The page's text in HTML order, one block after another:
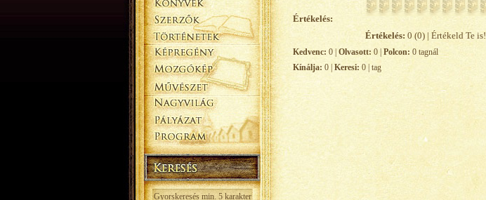
Értékelés:
Értékelés: 0 (0) | Értékeld Te is!
Kedvenc: 0 | Olvasott: 0 | Polcon: 0 tagnál
Kínálja: 0 | Keresi: 0 | tag